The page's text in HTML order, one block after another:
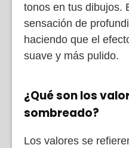
tonos en tus dibujos.
sensación de
haciendo que el
suave y más pulido.
¿Qué son los
sombreado?
Los valores se